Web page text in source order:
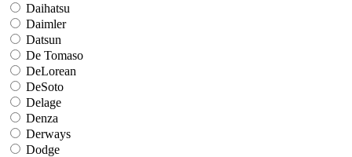
Daihatsu
Daimler
Datsun
De Tomaso
DeLorean
DeSoto
Delage
Denza
Derways
Dodge